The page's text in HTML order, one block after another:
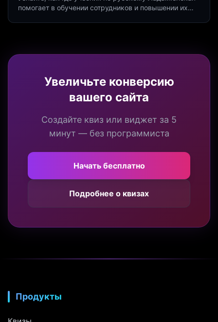
помогает в обучении сотрудников и повышении их
Увеличьте конверсию
вашего сайта
Создайте квиз или виджет за 5
минут — без программиста
Начать бесплатно
Подробнее о квизах
Продукты